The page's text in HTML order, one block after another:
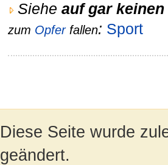
Siehe auf gar keinen
zum Opferfallen: Sport
Diese Seite wurde
geändert.